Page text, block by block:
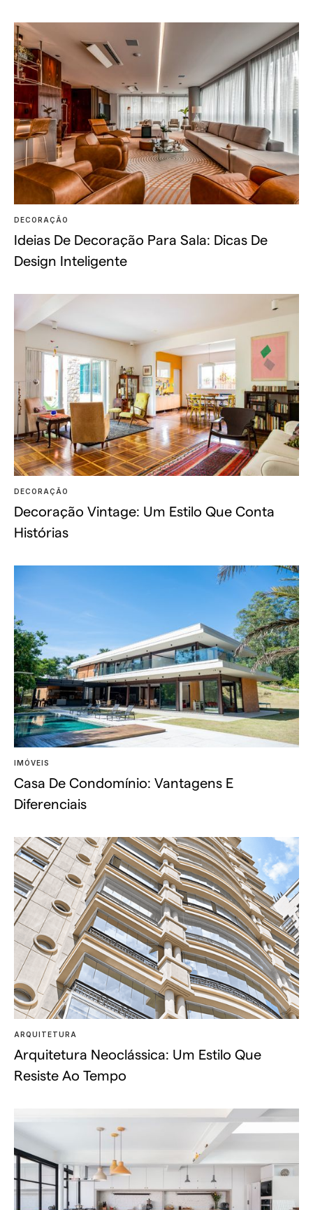
DECORAÇÃO
Ideias De Decoração Para Sala: Dicas De
Design Inteligente
DECORAÇÃO
Decoração Vintage: Um Estilo Que Conta
Histórias
IMÓVEIS
Casa De Condomínio: Vantagens E
Diferenciais
ARQUITETURA
Arquitetura Neoclássica: Um Estilo Que
Resiste Ao Tempo